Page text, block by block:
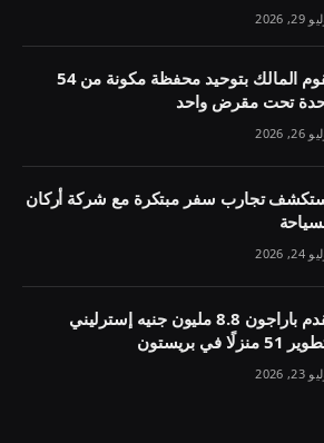
2026
يقوم المالك بتوحيد محفظة مكونة من 54
تحت مقرض واحد
2026
تجارب سفر مبتكرة مع شركة أركان
2026
تقدم باراجون 8.8 مليون جنيه إسترليني
منزلًا في بريستون
2026